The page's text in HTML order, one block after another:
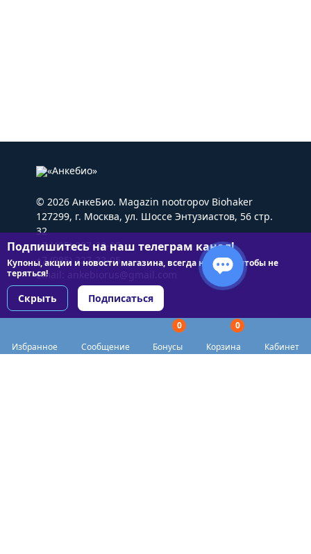
Избранное Сообщение
0
Бонусы
0
Корзина
Кабинет
© 2026 АнкеБио. Magazin nootropov Biohaker
127299, г. Москва, ул. Шоссе Энтузиастов, 56 стр.
32
+7 (495) 227-22-05
+7 (985) 227-22-05
Email: ankebiorus@gmail.com
Подпишитесь на наш телеграм канал!
Купоны, акции и новости магазина, всегда на связи чтобы не
теряться!
Скрыть Подписаться